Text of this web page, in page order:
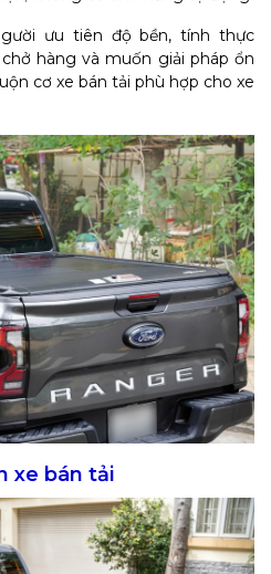
ưu tiên độ bền, tính thực
hàng và muốn giải pháp ổn
cơ xe bán tải phù hợp cho xe
xe bán tải